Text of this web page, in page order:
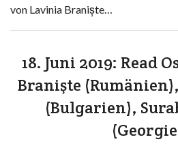
von Lavinia Braniște…
18. Juni 2019: Read
Branişte
(Bulgarien),